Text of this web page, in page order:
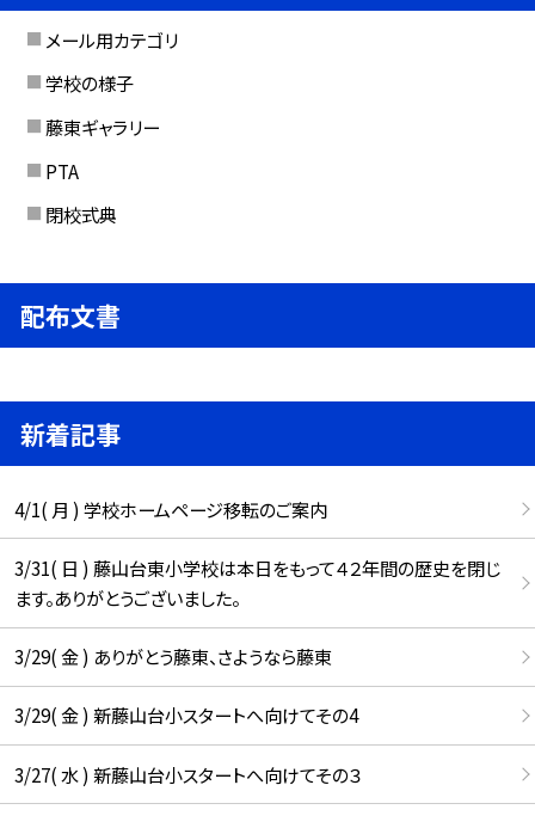
メール用カテゴリ
学校の様子
藤東ギャラリー
PTA
閉校式典
配布文書
新着記事
4/1( 月 ) 学校ホームページ移転のご案内
3/31( 日 ) 藤山台東小学校は本日をもって４２年間の歴史を閉じ
ます。ありがとうございました。
3/29( 金 ) ありがとう藤東、さようなら藤東
3/29( 金 ) 新藤山台小スタートへ向けてその4
3/27( 水 ) 新藤山台小スタートへ向けてその３